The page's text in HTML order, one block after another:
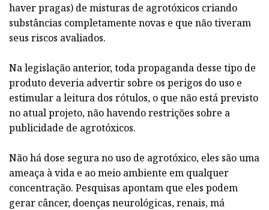
haver pragas) de misturas de agrotóxicos criando
substâncias completamente novas e que não tiveram
seus riscos avaliados.
Na legislação anterior, toda propaganda desse tipo de
produto deveria advertir sobre os perigos do uso e
estimular a leitura dos rótulos, o que não está previsto
no atual projeto, não havendo restrições sobre a
publicidade de agrotóxicos.
Não há dose segura no uso de agrotóxico, eles são uma
ameaça à vida e ao meio ambiente em qualquer
concentração. Pesquisas apontam que eles podem
gerar câncer, doenças neurológicas, renais, má